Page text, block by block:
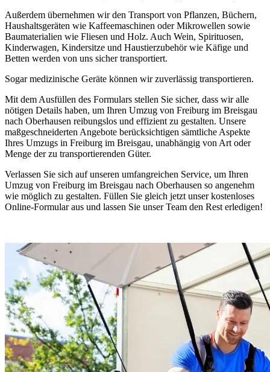
Außerdem übernehmen wir den Transport von Pflanzen, Büchern,
Haushaltsgeräten wie Kaffeemaschinen oder Mikrowellen sowie
Baumaterialien wie Fliesen und Holz. Auch Wein, Spirituosen,
Kinderwagen, Kindersitze und Haustierzubehör wie Käfige und
Betten werden von uns sicher transportiert.
Sogar medizinische Geräte können wir zuverlässig transportieren.
Mit dem Ausfüllen des Formulars stellen Sie sicher, dass wir alle
nötigen Details haben, um Ihren Umzug von Freiburg im Breisgau
nach Oberhausen reibungslos und effizient zu gestalten. Unsere
maßgeschneiderten Angebote berücksichtigen sämtliche Aspekte
Ihres Umzugs in Freiburg im Breisgau, unabhängig von Art oder
Menge der zu transportierenden Güter.
Verlassen Sie sich auf unseren umfangreichen Service, um Ihren
Umzug von Freiburg im Breisgau nach Oberhausen so angenehm
wie möglich zu gestalten. Füllen Sie gleich jetzt unser kostenloses
Online-Formular aus und lassen Sie unser Team den Rest erledigen!